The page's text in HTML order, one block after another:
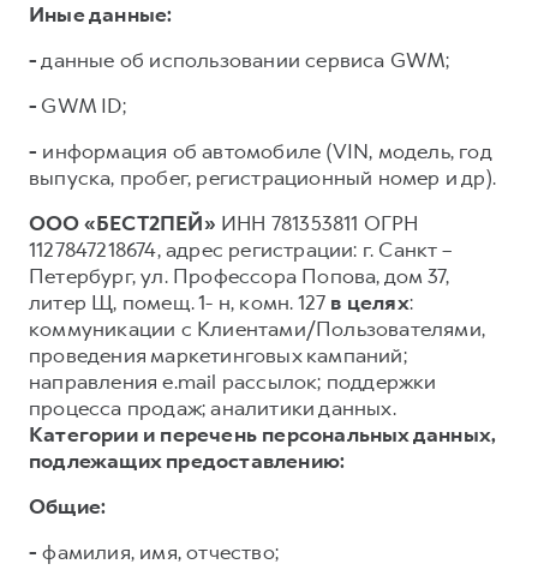
Иные данные:
-данные об использовании сервиса GWM;
- GWM ID;
- информация об автомобиле (VIN, модель, год
выпуска, пробег, регистрационный номер и др).
ООО «БЕСТ2ПЕЙ» ИНН 781353811 ОГРН
1127847218674, адрес регистрации: г. Санкт –
Петербург, ул. Профессора Попова, дом 37,
литер Щ, помещ. 1- н, комн. 127 в целях:
коммуникации с Клиентами/Пользователями,
проведения маркетинговых кампаний;
направления e.mail рассылок; поддержки
процесса продаж; аналитики данных.
Категории и перечень персональных данных,
подлежащих предоставлению:
Общие:
- фамилия, имя, отчество;